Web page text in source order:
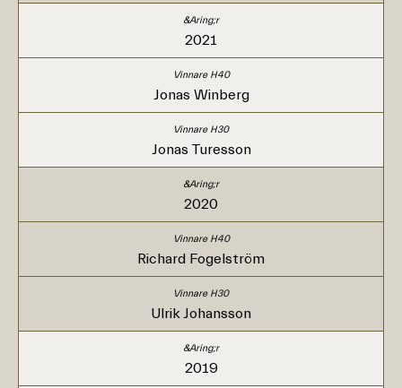
2021
Jonas Winberg
Jonas Turesson
2020
Richard Fogelström
Ulrik Johansson
2019